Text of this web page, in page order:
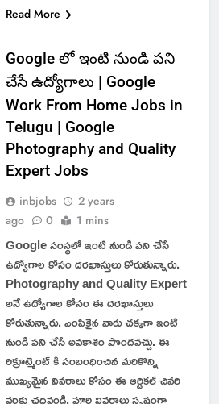
Read More
Google లో ఇంటి నుండి పని
చేసే ఉద్యోగాలు | Google
Work From Home Jobs in
Telugu | Google
Photography and Quality
Expert Jobs
inbjobs
2 years
ago
0 1 mins
Google సంస్థలో ఇంటి నుండి పని చేసే
ఉద్యోగాల కోసం దరఖాస్తులు కోరుతున్నారు.
Photography and Quality Expert
అనే ఉద్యోగాల కోసం ఈ దరఖాస్తులు
కోరుతున్నారు. ఎంపికైన వారు చక్కగా ఇంటి
నుండి పని చేసే అవకాశం పొందవచ్చు. ఈ
రిక్రూట్మెంట్ కి సంబంధించిన మరికొన్ని
ముఖ్యమైన వివరాలు కోసం ఈ ఆర్టికల్ చివరి